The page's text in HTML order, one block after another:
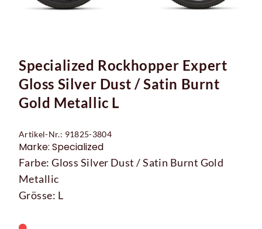
Specialized Rockhopper Expert
Gloss Silver Dust / Satin Burnt
Gold Metallic L
Artikel-Nr.: 91825-3804
Marke: Specialized
Farbe: Gloss Silver Dust / Satin Burnt Gold
Metallic
Grösse: L